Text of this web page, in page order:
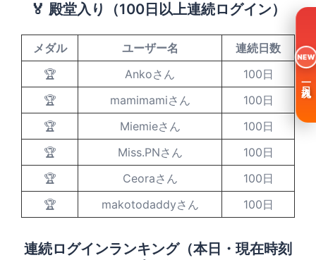
🏅 殿堂入り（100日以上連続ログイン）
メダル ユーザー名
連続日数
🏆
Ankoさん
100日
🏆
mamimamiさん
100日
🏆
Miemieさん
100日
🏆
Miss.PNさん
100日
🏆
Ceoraさん
100日
🏆
makotodaddyさん 100日
連続ログインランキング（本日・現在時刻
NEW